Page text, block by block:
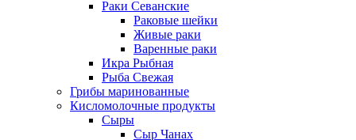
Раки Севанские
Раковые шейки
Живые раки
Варенные раки
Икра Рыбная
Рыба Свежая
Грибы маринованные
Кисломолочные продукты
Сыры
Сыр Чанах